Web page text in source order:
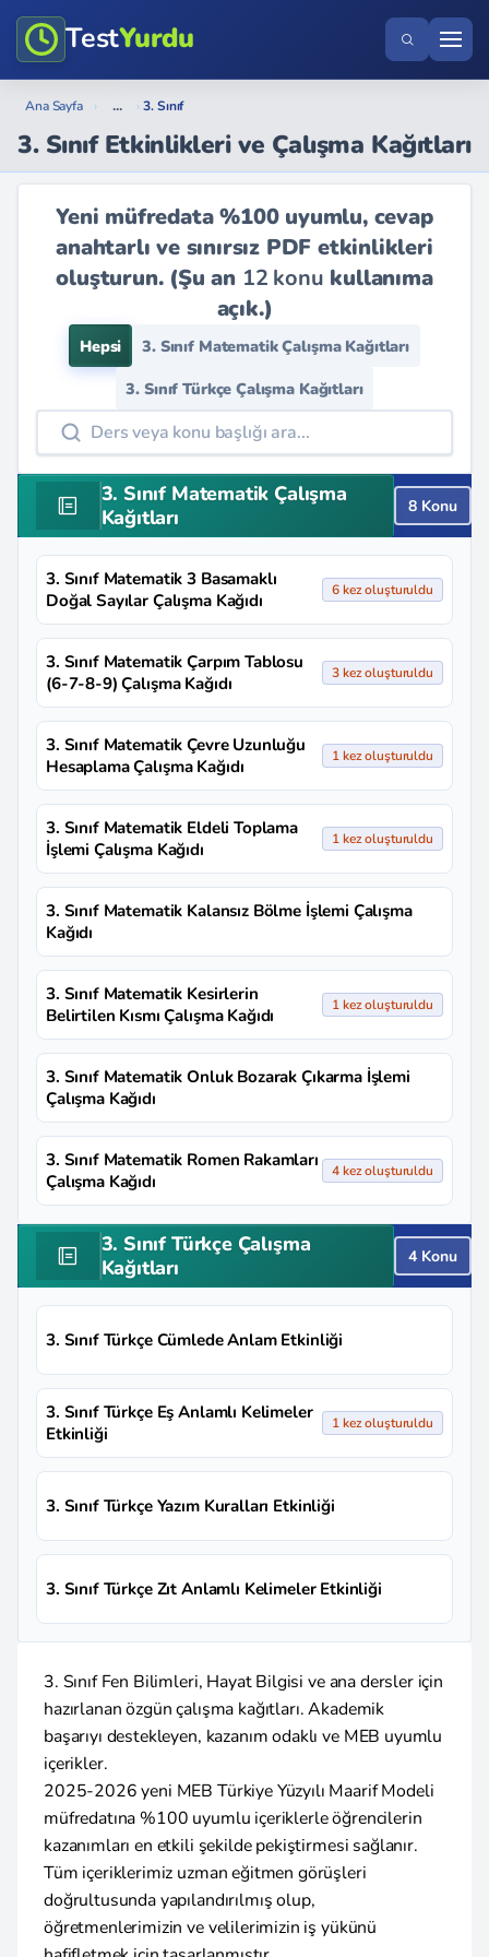
TestYurdu
Ana Sayfa › ... › 3. Sınıf
3. Sınıf Etkinlikleri ve Çalışma Kağıtları
Yeni müfredata %100 uyumlu, cevap
anahtarlı ve sınırsız PDF etkinlikleri
oluşturun. (Şu an 12 konu kullanıma
açık.)
Hepsi
3. Sınıf Matematik Çalışma Kağıtları
3. Sınıf Türkçe Çalışma Kağıtları
3. Sınıf Matematik Çalışma
Kağıtları
8 Konu
3. Sınıf Matematik 3 Basamaklı
Doğal Sayılar Çalışma Kağıdı
6 kez oluşturuldu
3. Sınıf Matematik Çarpım Tablosu
(6-7-8-9) Çalışma Kağıdı
3 kez oluşturuldu
3. Sınıf Matematik Çevre Uzunluğu
Hesaplama Çalışma Kağıdı
1 kez oluşturuldu
3. Sınıf Matematik Eldeli Toplama
İşlemi Çalışma Kağıdı
1 kez oluşturuldu
3. Sınıf Matematik Kalansız Bölme İşlemi Çalışma
Kağıdı
3. Sınıf Matematik Kesirlerin
Belirtilen Kısmı Çalışma Kağıdı
1 kez oluşturuldu
3. Sınıf Matematik Onluk Bozarak Çıkarma İşlemi
Çalışma Kağıdı
3. Sınıf Matematik Romen Rakamları
Çalışma Kağıdı
4 kez oluşturuldu
3. Sınıf Türkçe Çalışma
Kağıtları
4 Konu
3. Sınıf Türkçe Cümlede Anlam Etkinliği
3. Sınıf Türkçe Eş Anlamlı Kelimeler
Etkinliği
1 kez oluşturuldu
3. Sınıf Türkçe Yazım Kuralları Etkinliği
3. Sınıf Türkçe Zıt Anlamlı Kelimeler Etkinliği
3. Sınıf Fen Bilimleri, Hayat Bilgisi ve ana dersler için
hazırlanan özgün çalışma kağıtları. Akademik
başarıyı destekleyen, kazanım odaklı ve MEB uyumlu
içerikler.
2025-2026 yeni MEB Türkiye Yüzyılı Maarif Modeli
müfredatına %100 uyumlu içeriklerle öğrencilerin
kazanımları en etkili şekilde pekiştirmesi sağlanır.
Tüm içeriklerimiz uzman eğitmen görüşleri
doğrultusunda yapılandırılmış olup,
öğretmenlerimizin ve velilerimizin iş yükünü